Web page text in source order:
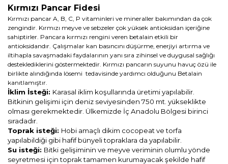
Kırmızı Pancar Fidesi
Kırmızı pancar A, B, C, P vitaminleri ve mineraller bakımından da çok
zengindir. Kırmızı meyve ve sebzeler çok yüksek antioksidan içeriğine
sahiptirler. Pancara kırmızı rengini veren betalain etkili bir
antioksidandır. Çalışmalar kan basıncını düşürme, enerjiyi artırma ve
iltihapla savaşmadaki faydalarının yanı sıra zihinsel ve duygusal sağlığı
desteklediklerini göstermektedir. Kırmızı pancarın suyunu havuç özü ile
birlikte alındığında lösemi tedavisinde yardımcı olduğunu Betalain
kanıtlamıştır.
İklim İsteği: Karasal iklim koşullarında üretimi yapılabilir.
Bitkinin gelişimi için deniz seviyesinden 750 mt. yükseklikte
olması gerekmektedir. Ülkemizde İç Anadolu Bölgesi birinci
sıradadır.
Toprak isteği: Hobi amaçlı dikim cocopeat ve torfa
yapılabildiği gibi hafif bünyeli topraklara da yapılabilir.
Su isteği: Bitki gelişiminin ve meyve veriminin olumlu yönde
seyretmesi için toprak tamamen kurumayacak şekilde hafif